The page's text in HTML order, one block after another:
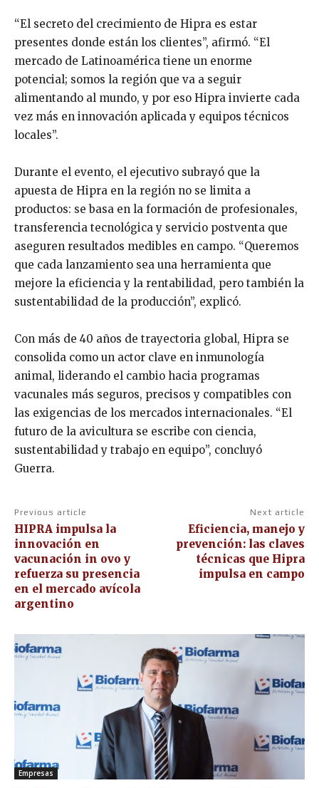
“El secreto del crecimiento de Hipra es estar
presentes donde están los clientes”, afirmó. “El
mercado de Latinoamérica tiene un enorme
potencial; somos la región que va a seguir
alimentando al mundo, y por eso Hipra invierte cada
vez más en innovación aplicada y equipos técnicos
locales”.
Durante el evento, el ejecutivo subrayó que la
apuesta de Hipra en la región no se limita a
productos: se basa en la formación de profesionales,
transferencia tecnológica y servicio postventa que
aseguren resultados medibles en campo. “Queremos
que cada lanzamiento sea una herramienta que
mejore la eficiencia y la rentabilidad, pero también la
sustentabilidad de la producción”, explicó.
Con más de 40 años de trayectoria global, Hipra se
consolida como un actor clave en inmunología
animal, liderando el cambio hacia programas
vacunales más seguros, precisos y compatibles con
las exigencias de los mercados internacionales. “El
futuro de la avicultura se escribe con ciencia,
sustentabilidad y trabajo en equipo”, concluyó
Guerra.
Previous article
HIPRA impulsa la
innovación en
vacunación in ovo y
refuerza su presencia
en el mercado avícola
argentino
Next article
Eficiencia, manejo y
prevención: las claves
técnicas que Hipra
impulsa en campo
Empresas